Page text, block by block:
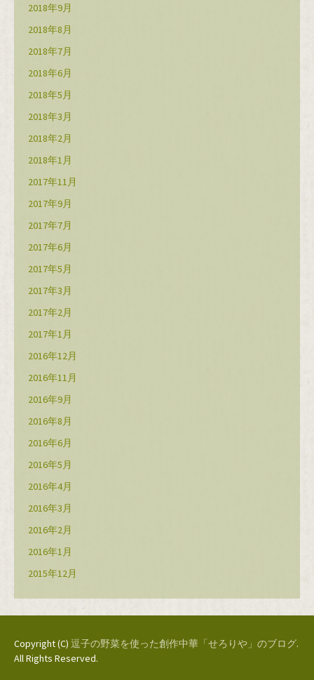
2018年9月
2018年8月
2018年7月
2018年6月
2018年5月
2018年3月
2018年2月
2018年1月
2017年11月
2017年9月
2017年7月
2017年6月
2017年5月
2017年3月
2017年2月
2017年1月
2016年12月
2016年11月
2016年9月
2016年8月
2016年6月
2016年5月
2016年4月
2016年3月
2016年2月
2016年1月
2015年12月
Copyright (C) 逗子の野菜を使った創作中華「せろりや」のブログ.
All Rights Reserved.